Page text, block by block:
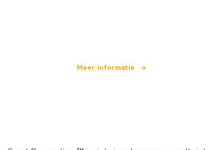
Meer informatie